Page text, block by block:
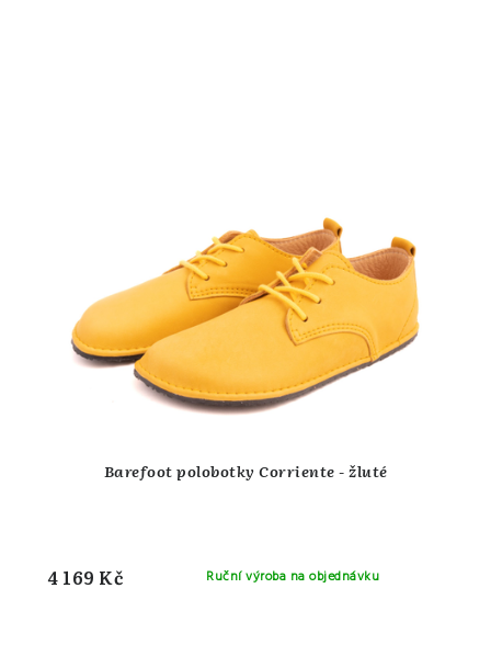
Barefoot polobotky Corriente - žluté
Ruční výroba na objednávku
4 169 Kč